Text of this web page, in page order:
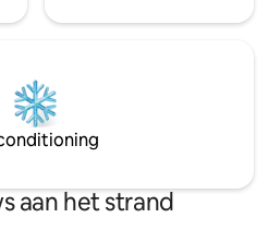
aan het strand